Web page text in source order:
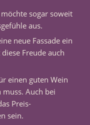
sogar soweit
aus.
neue Fassade ein
Freude auch
einen guten Wein
Auch bei
Preis-
sein.